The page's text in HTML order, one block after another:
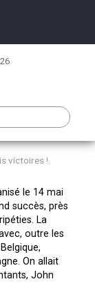
victoires !.
le 14 mai
succès, près
La
outre les
On allait
John